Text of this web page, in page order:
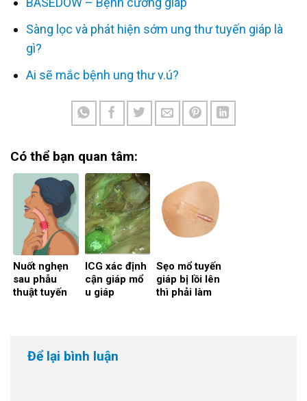
Sàng lọc và phát hiện sớm ung thư tuyến giáp là
gì?
Ai sẽ mắc bệnh ung thư v.ú?
Có thể bạn quan tâm:
Nuốt nghẹn
sau phẫu
thuật tuyến
thiện
ICG xác định
cận giáp mổ
u giáp
Sẹo mổ tuyến
giáp bị lồi lên
thì phải làm
Để lại bình luận